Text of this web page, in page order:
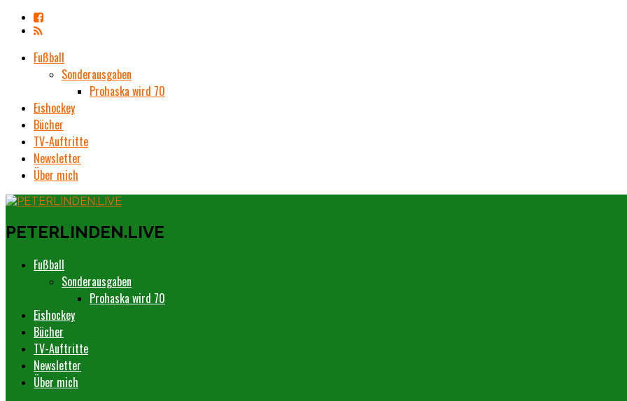
Fußball
Sonderausgaben
Prohaska wird 70
Eishockey
Bücher
TV-Auftritte
Newsletter
Über mich
PETERLINDEN.LIVE
Fußball
Sonderausgaben
Prohaska wird 70
Eishockey
Bücher
TV-Auftritte
Newsletter
Über mich